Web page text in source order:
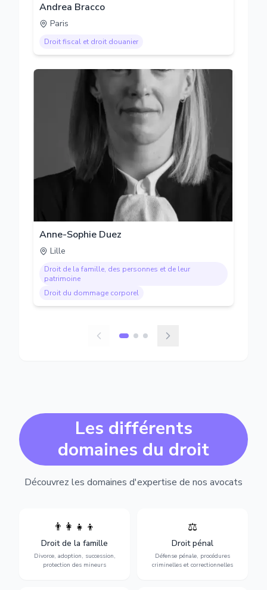
Andrea Bracco
Paris
Droit fiscal et droit douanier
Anne-Sophie Duez
Lille
Droit de la famille, des personnes et de leur
patrimoine
Droit du dommage corporel
Les différents
domaines du droit
Découvrez les domaines d'expertise de nos avocats
👨‍👩‍👧‍👦
Droit de la famille
Divorce, adoption, succession,
protection des mineurs
Divorce, garde d'enfants,
adoption, succession et
protection des personnes
vulnérables.
⚖️
Droit pénal
Défense pénale, procédures
criminelles et correctionnelles
Expertise en matière pénale,
vue jusqu'au procès, pour
toute affaire correctionnelle
ou criminelle.